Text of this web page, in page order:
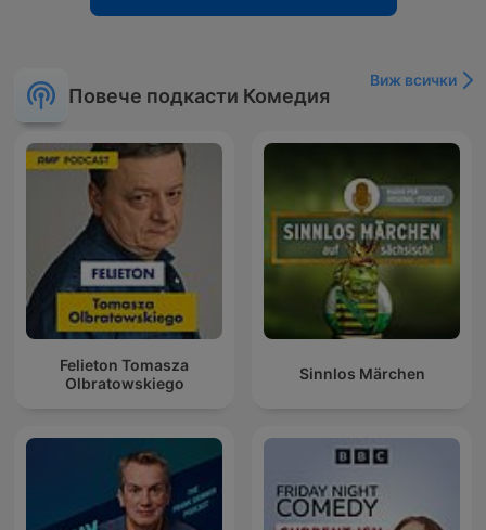
Повече подкасти Комедия
Виж всички
Felieton Tomasza
Olbratowskiego
Sinnlos Märchen